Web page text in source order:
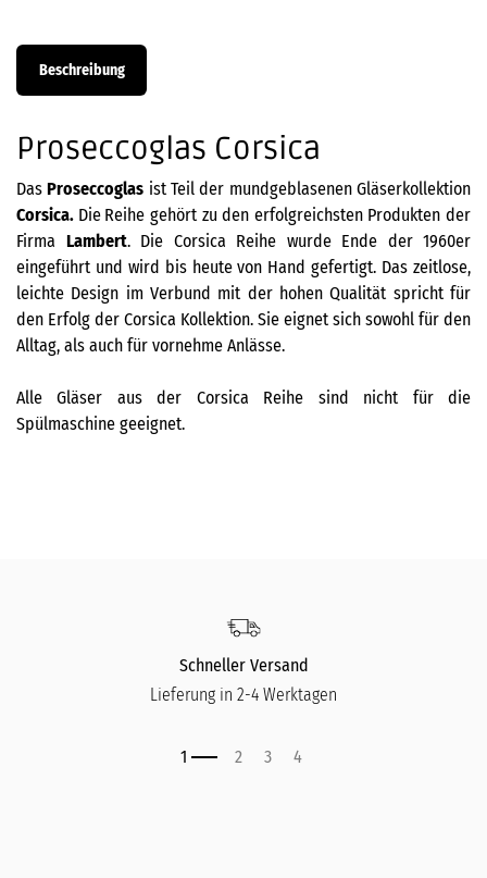
Beschreibung
Proseccoglas Corsica
DasProseccoglas ist Teil der mundgeblasenen Gläserkollektion
Corsica. Die Reihe gehört zu den erfolgreichsten Produkten der
Firma Lambert. Die Corsica Reihe wurde Ende der 1960er
eingeführt und wird bis heute von Hand gefertigt. Das zeitlose,
leichte Design im Verbund mit der hohen Qualität spricht für
den Erfolg der Corsica Kollektion. Sie eignet sich sowohl für den
Alltag, als auch für vornehme Anlässe.
Alle Gläser aus der Corsica Reihe sind nicht für die
Spülmaschine geeignet.
Schneller Versand
Lieferung in 2-4 Werktagen